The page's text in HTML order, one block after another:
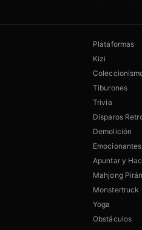
Plataformas
Kizi
Tiburones
Trivia
Disparos
Demolición
Emocionantes
Apuntar y
Mahjong
Monstertruck
Yoga
Obstáculos